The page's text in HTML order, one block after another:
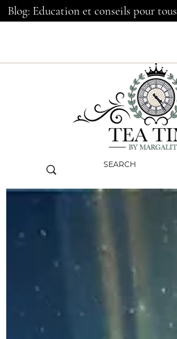
Blog: Education et conseils pour tous